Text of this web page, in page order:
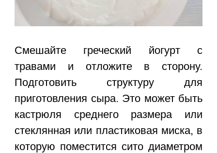
Смешайте греческий йогурт с
травами и отложите в сторону.
Подготовить структуру для
приготовления сыра. Это может быть
кастрюля среднего размера или
стеклянная или пластиковая миска, в
которую поместится сито диаметром